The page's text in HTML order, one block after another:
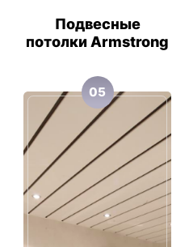
Подвесные
потолки Armstrong
05